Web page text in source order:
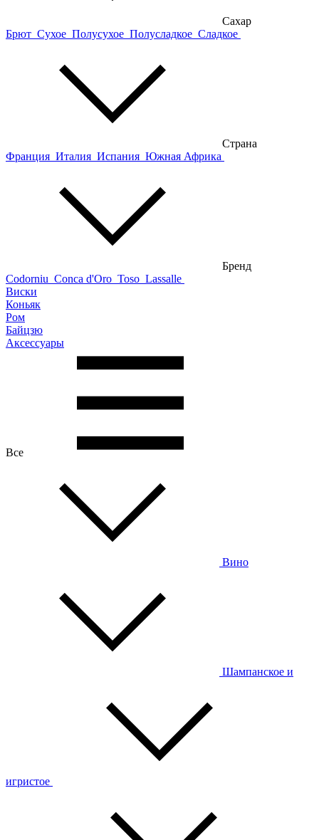
Сахар
Брют Сухое Полусухое Полусладкое Сладкое
Страна
Франция Италия Испания Южная Африка
Бренд
Codorniu Conca d'Oro Toso Lassalle
Виски
Коньяк
Ром
Байцзю
Аксессуары
Все
Вино
Шампанское и
игристое